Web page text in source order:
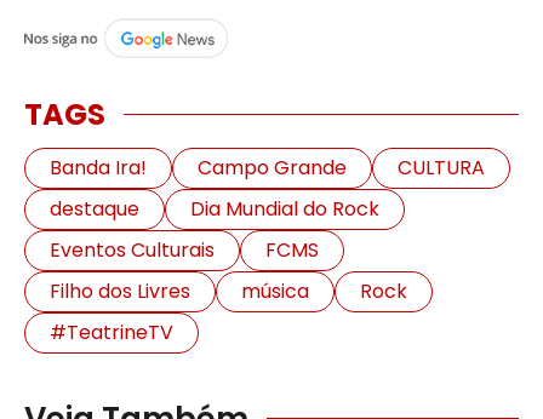
TAGS
Banda Ira! Campo Grande
CULTURA
destaque
Dia Mundial do Rock
Eventos Culturais
FCMS
Filho dos Livres
música
Rock
#TeatrineTV